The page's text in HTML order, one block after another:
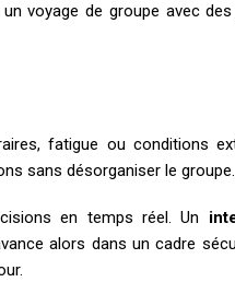
voyage de groupe avec
fatigue ou conditions
sans désorganiser le groupe.
en temps réel. Un
alors dans un cadre